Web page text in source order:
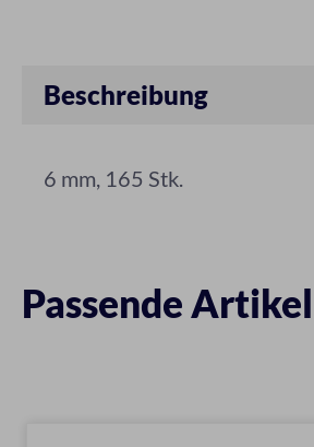
Beschreibung
6 mm, 165 Stk.
Passende Artikel